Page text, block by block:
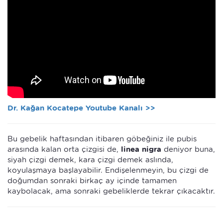
Dr. Kağan Kocatepe Youtube Kanalı >>
Bu gebelik haftasından itibaren göbeğiniz ile pubis
arasında kalan orta çizgisi de, linea nigra deniyor buna,
siyah çizgi demek, kara çizgi demek aslında,
koyulaşmaya başlayabilir. Endişelenmeyin, bu çizgi de
doğumdan sonraki birkaç ay içinde tamamen
kaybolacak, ama sonraki gebeliklerde tekrar çıkacaktır.